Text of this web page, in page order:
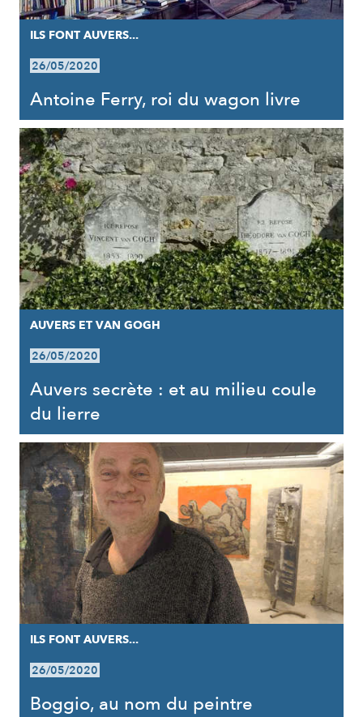
ILS FONT AUVERS...
26/05/2020
Antoine Ferry, roi du wagon livre
AUVERS ET VAN GOGH
26/05/2020
Auvers secrète : et au milieu coule
du lierre
ILS FONT AUVERS...
26/05/2020
Boggio, au nom du peintre